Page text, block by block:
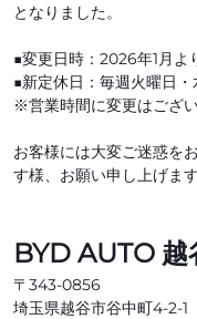
となりました。
■変更日時：2026年1月よ
■新定休日：毎週火曜日・
※営業時間に変更はござい
お客様には大変ご迷惑を
す様、お願い申し上げます
BYD AUTO 越
〒343-0856
埼玉県越谷市谷中町4-2-1